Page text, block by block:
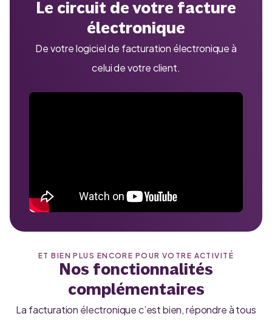
Le circuit de votre facture
électronique
De votre logiciel de facturation électronique à
celui de votre client.
ET BIEN PLUS ENCORE POUR VOTRE ACTIVITÉ
Nos fonctionnalités
complémentaires
La facturation électronique c’est bien, répondre à tous